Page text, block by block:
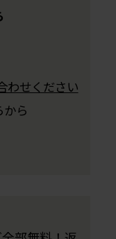
わせください
ら